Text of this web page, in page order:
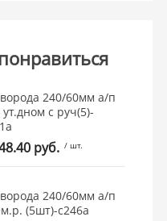
240/60мм а/п
с руч(5)-
руб. / шт.
240/60мм а/п
(5шт)-с246а